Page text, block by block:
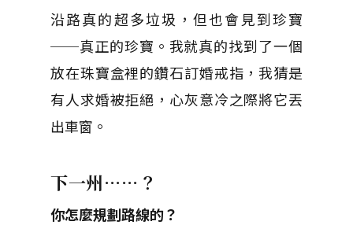
沿路真的超多垃圾，但也會見到珍寶
──真正的珍寶。我就真的找到了一個
放在珠寶盒裡的鑽石訂婚戒指，我猜是
有人求婚被拒絕，心灰意冷之際將它丟
出車窗。
下一州……？
你怎麼規劃路線的？